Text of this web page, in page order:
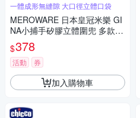
一體成形無縫隙 大口徑立體口袋
MEROWARE 日本皇冠米樂 GI
NA小捕手矽膠立體圍兜 多款可
選
$378
活動 券
加入購物車